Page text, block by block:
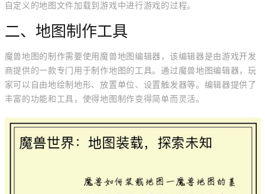
自定义的地图文件加载到游戏中进行游戏的过程。
二、地图制作工具
魔兽地图的制作需要使用魔兽地图编辑器，该编辑器是由游戏开发
商提供的一款专门用于制作地图的工具。通过魔兽地图编辑器，玩
家可以自由地绘制地形、放置单位、设置触发器等。编辑器提供了
丰富的功能和工具，使得地图制作变得简单而灵活。